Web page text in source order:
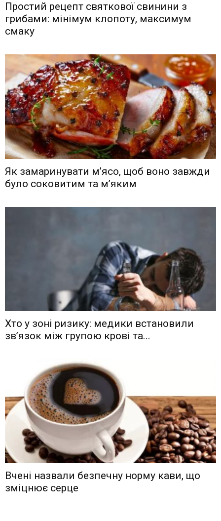
Простий рецепт святкової свинини з
грибами: мінімум клопоту, максимум
смаку
Як замаринувати м’ясо, щоб воно завжди
було соковитим та м’яким
Хто у зоні ризику: медики встановили
зв’язок між групою крові та...
Вчені назвали безпечну норму кави, що
зміцнює серце